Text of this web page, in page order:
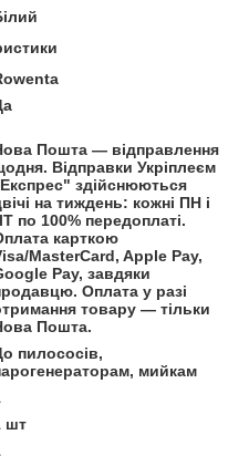
Пошта — відправлення
Відправки Укріплеєм
здійснюються
на тиждень: кожні ПН і
по 100% передоплаті.
карткою
MasterCard, Apple Pay,
Pay, завдяки
Оплата у разі
товару — тільки
Пошта.
пилососів,
мийкам
шт